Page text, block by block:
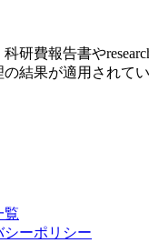
研費報告書や
結果が適用されて
覧
ーポリシー